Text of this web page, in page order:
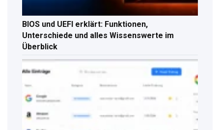
BIOS und UEFI erklärt: Funktionen,
Unterschiede und alles Wissenswerte im
Überblick